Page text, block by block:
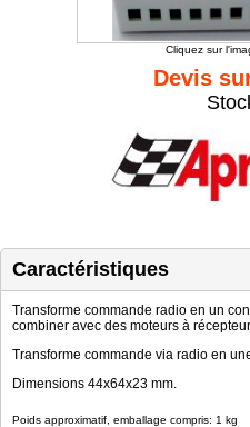
Cliquez sur
Devis
Caractéristiques
Transforme commande radio en un
combiner avec des moteurs à
Transforme commande via radio en
Dimensions 44x64x23 mm.
Poids approximatif, emballage compris: 1 kg